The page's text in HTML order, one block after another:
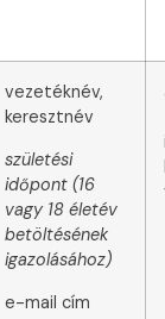
vezetéknév,
keresztnév
születési
időpont (16
vagy 18 életév
betöltésének
igazolásához)
e-mail cím